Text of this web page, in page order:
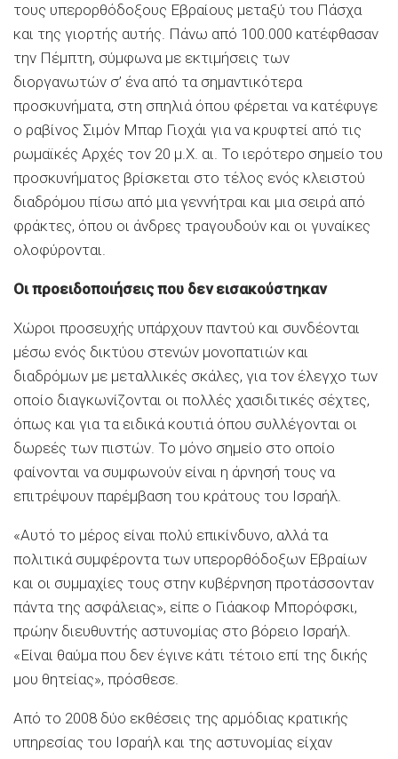
τους υπερορθόδοξους Εβραίους μεταξύ του Πάσχα
και της γιορτής αυτής. Πάνω από 100.000 κατέφθασαν
την Πέμπτη, σύμφωνα με εκτιμήσεις των
διοργανωτών σ’ ένα από τα σημαντικότερα
προσκυνήματα, στη σπηλιά όπου φέρεται να κατέφυγε
ο ραβίνος Σιμόν Μπαρ Γιοχάι για να κρυφτεί από τις
ρωμαϊκές Αρχές τον 20 μ.Χ. αι. Το ιερότερο σημείο του
προσκυνήματος βρίσκεται στο τέλος ενός κλειστού
διαδρόμου πίσω από μια γεννήτραι και μια σειρά από
φράκτες, όπου οι άνδρες τραγουδούν και οι γυναίκες
ολοφύρονται.
Οι προειδοποιήσεις που δεν εισακούστηκαν
Χώροι προσευχής υπάρχουν παντού και συνδέονται
μέσω ενός δικτύου στενών μονοπατιών και
διαδρόμων με μεταλλικές σκάλες, για τον έλεγχο των
οποίο διαγκωνίζονται οι πολλές χασιδιτικές σέχτες,
όπως και για τα ειδικά κουτιά όπου συλλέγονται οι
δωρεές των πιστών. Το μόνο σημείο στο οποίο
φαίνονται να συμφωνούν είναι η άρνησή τους να
επιτρέψουν παρέμβαση του κράτους του Ισραήλ.
«Αυτό το μέρος είναι πολύ επικίνδυνο, αλλά τα
πολιτικά συμφέροντα των υπερορθόδοξων Εβραίων
και οι συμμαχίες τους στην κυβέρνηση προτάσσονταν
πάντα της ασφάλειας», είπε ο Γιάακοφ Μπορόφσκι,
πρώην διευθυντής αστυνομίας στο βόρειο Ισραήλ.
«Είναι θαύμα που δεν έγινε κάτι τέτοιο επί της δικής
μου θητείας», πρόσθεσε.
Από το 2008 δύο εκθέσεις της αρμόδιας κρατικής
υπηρεσίας του Ισραήλ και της αστυνομίας είχαν